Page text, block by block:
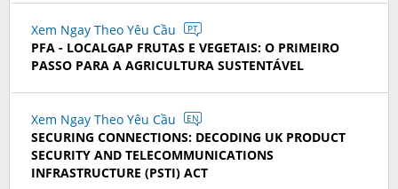
Xem Ngay Theo Yêu Cầu PT
PFA - LOCALGAP FRUTAS E VEGETAIS: O PRIMEIRO
PASSO PARA A AGRICULTURA SUSTENTÁVEL
Xem Ngay Theo Yêu Cầu EN
SECURING CONNECTIONS: DECODING UK PRODUCT
SECURITY AND TELECOMMUNICATIONS
INFRASTRUCTURE (PSTI) ACT